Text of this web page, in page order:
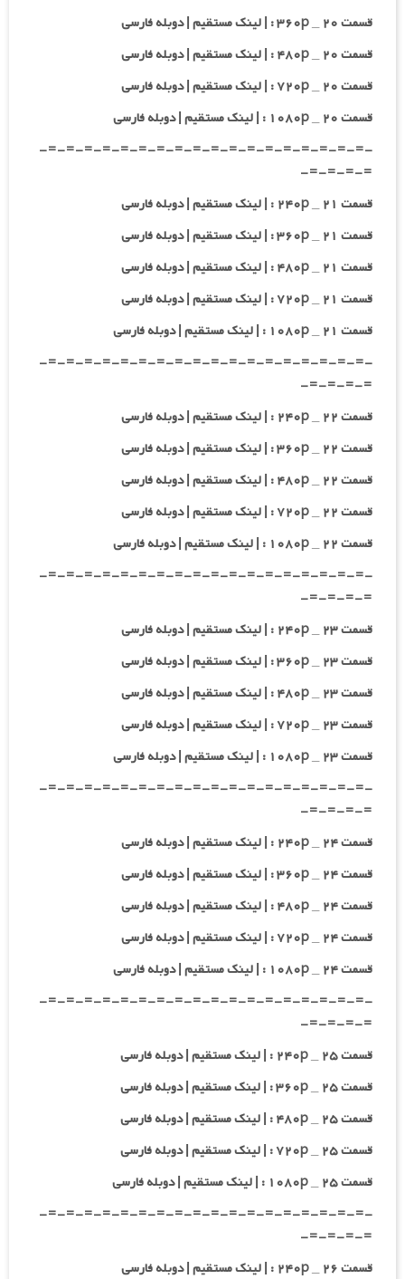
قسمت ۲۰ _ ۳۶۰p : | لینک مستقیم | دوبله فارسی
قسمت ۲۰ _ ۴۸۰p : | لینک مستقیم | دوبله فارسی
قسمت ۲۰ _ ۷۲۰p : | لینک مستقیم | دوبله فارسی
قسمت ۲۰ _ ۱۰۸۰p : | لینک مستقیم | دوبله فارسی
-=-=-=-=-=-=-=-=-=-=-=-=-=-=-=-=-=-=-
=-=-=-=-
قسمت ۲۱ _ ۲۴۰p : | لینک مستقیم | دوبله فارسی
قسمت ۲۱ _ ۳۶۰p : | لینک مستقیم | دوبله فارسی
قسمت ۲۱ _ ۴۸۰p : | لینک مستقیم | دوبله فارسی
قسمت ۲۱ _ ۷۲۰p : | لینک مستقیم | دوبله فارسی
قسمت ۲۱ _ ۱۰۸۰p : | لینک مستقیم | دوبله فارسی
-=-=-=-=-=-=-=-=-=-=-=-=-=-=-=-=-=-=-
=-=-=-=-
قسمت ۲۲ _ ۲۴۰p : | لینک مستقیم | دوبله فارسی
قسمت ۲۲ _ ۳۶۰p : | لینک مستقیم | دوبله فارسی
قسمت ۲۲ _ ۴۸۰p : | لینک مستقیم | دوبله فارسی
قسمت ۲۲ _ ۷۲۰p : | لینک مستقیم | دوبله فارسی
قسمت ۲۲ _ ۱۰۸۰p : | لینک مستقیم | دوبله فارسی
-=-=-=-=-=-=-=-=-=-=-=-=-=-=-=-=-=-=-
=-=-=-=-
قسمت ۲۳ _ ۲۴۰p : | لینک مستقیم | دوبله فارسی
قسمت ۲۳ _ ۳۶۰p : | لینک مستقیم | دوبله فارسی
قسمت ۲۳ _ ۴۸۰p : | لینک مستقیم | دوبله فارسی
قسمت ۲۳ _ ۷۲۰p : | لینک مستقیم | دوبله فارسی
قسمت ۲۳ _ ۱۰۸۰p : | لینک مستقیم | دوبله فارسی
-=-=-=-=-=-=-=-=-=-=-=-=-=-=-=-=-=-=-
=-=-=-=-
قسمت ۲۴ _ ۲۴۰p : | لینک مستقیم | دوبله فارسی
قسمت ۲۴ _ ۳۶۰p : | لینک مستقیم | دوبله فارسی
قسمت ۲۴ _ ۴۸۰p : | لینک مستقیم | دوبله فارسی
قسمت ۲۴ _ ۷۲۰p : | لینک مستقیم | دوبله فارسی
قسمت ۲۴ _ ۱۰۸۰p : | لینک مستقیم | دوبله فارسی
-=-=-=-=-=-=-=-=-=-=-=-=-=-=-=-=-=-=-
=-=-=-=-
قسمت ۲۵ _ ۲۴۰p : | لینک مستقیم | دوبله فارسی
قسمت ۲۵ _ ۳۶۰p : | لینک مستقیم | دوبله فارسی
قسمت ۲۵ _ ۴۸۰p : | لینک مستقیم | دوبله فارسی
قسمت ۲۵ _ ۷۲۰p : | لینک مستقیم | دوبله فارسی
قسمت ۲۵ _ ۱۰۸۰p : | لینک مستقیم | دوبله فارسی
-=-=-=-=-=-=-=-=-=-=-=-=-=-=-=-=-=-=-
=-=-=-=-
قسمت ۲۶ _ ۲۴۰p : | لینک مستقیم | دوبله فارسی